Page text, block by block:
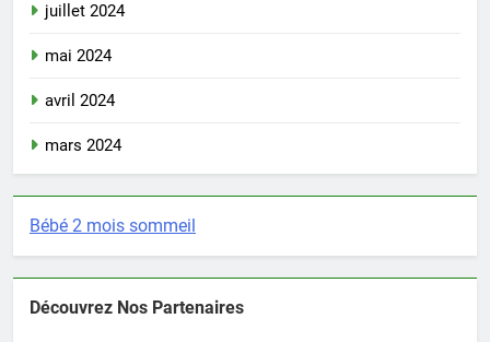
juillet 2024
mai 2024
avril 2024
mars 2024
Bébé 2 mois sommeil
Découvrez Nos Partenaires